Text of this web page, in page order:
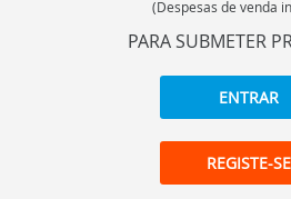
(Despesas de venda
PARA SUBMETER
ENTRAR
REGISTE-SE